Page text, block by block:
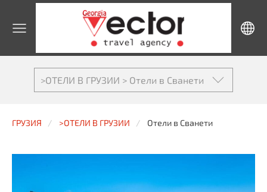
>ОТЕЛИ В ГРУЗИИ > Отели в Сванети
ГРУЗИЯ >ОТЕЛИ В ГРУЗИИ Отели в Сванети